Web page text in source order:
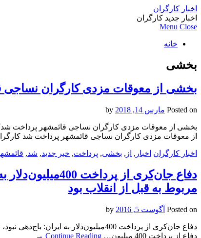
اخبار کارگران
اخبار جدید کارگران
Menu Close
خانه
بخشی
بخشی از معوقات مزدی کارگران نساجی
Posted on مارس 14, 2018
از معوقات مزدی کارگران نساجی قائمشهر پرداخت شد
اخبار کارگران اخبار , از , بخشی, پرداخت, خبر جدید, شد,
دفاع جان‌کری
مربوط به قبل از انقلاب بود
Posted on آگوست 5, 2016
دفاع جان‌کری از پرداخت
دفاع از پرداخت 400 میلیون…
Continue Reading
→